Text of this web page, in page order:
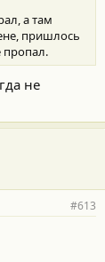
а там
пришлось
пропал.
не
#613